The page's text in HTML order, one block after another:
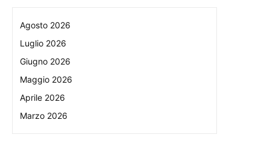
Agosto 2026
Luglio 2026
Giugno 2026
Maggio 2026
Aprile 2026
Marzo 2026